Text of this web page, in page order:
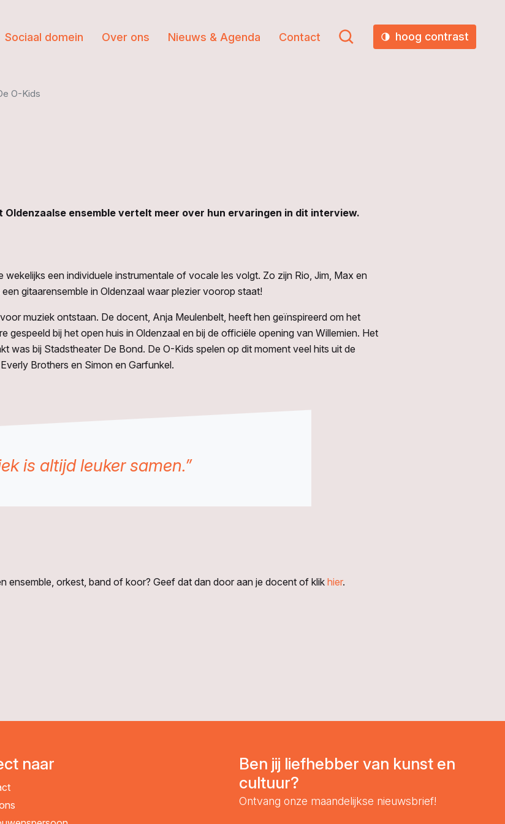
Sociaal domein Over ons Nieuws & Agenda Contact hoog contrast
O-Kids
Oldenzaalse ensemble vertelt meer over hun ervaringen in dit interview.
wekelijks een individuele instrumentale of vocale les volgt. Zo zijn Rio, Jim, Max en
gitaarensemble in Oldenzaal waar plezier voorop staat!
muziek ontstaan. De docent, Anja Meulenbelt, heeft hen geïnspireerd om het
gespeeld bij het open huis in Oldenzaal en bij de officiële opening van Willemien. Het
was bij Stadstheater De Bond. De O-Kids spelen op dit moment veel hits uit de
Brothers en Simon en Garfunkel.
is altijd leuker samen.”
ensemble, orkest, band of koor? Geef dat dan door aan je docent of klik hier.
naar
Ben jij liefhebber van kunst en
cultuur?
Ontvang onze maandelijkse nieuwsbrief!